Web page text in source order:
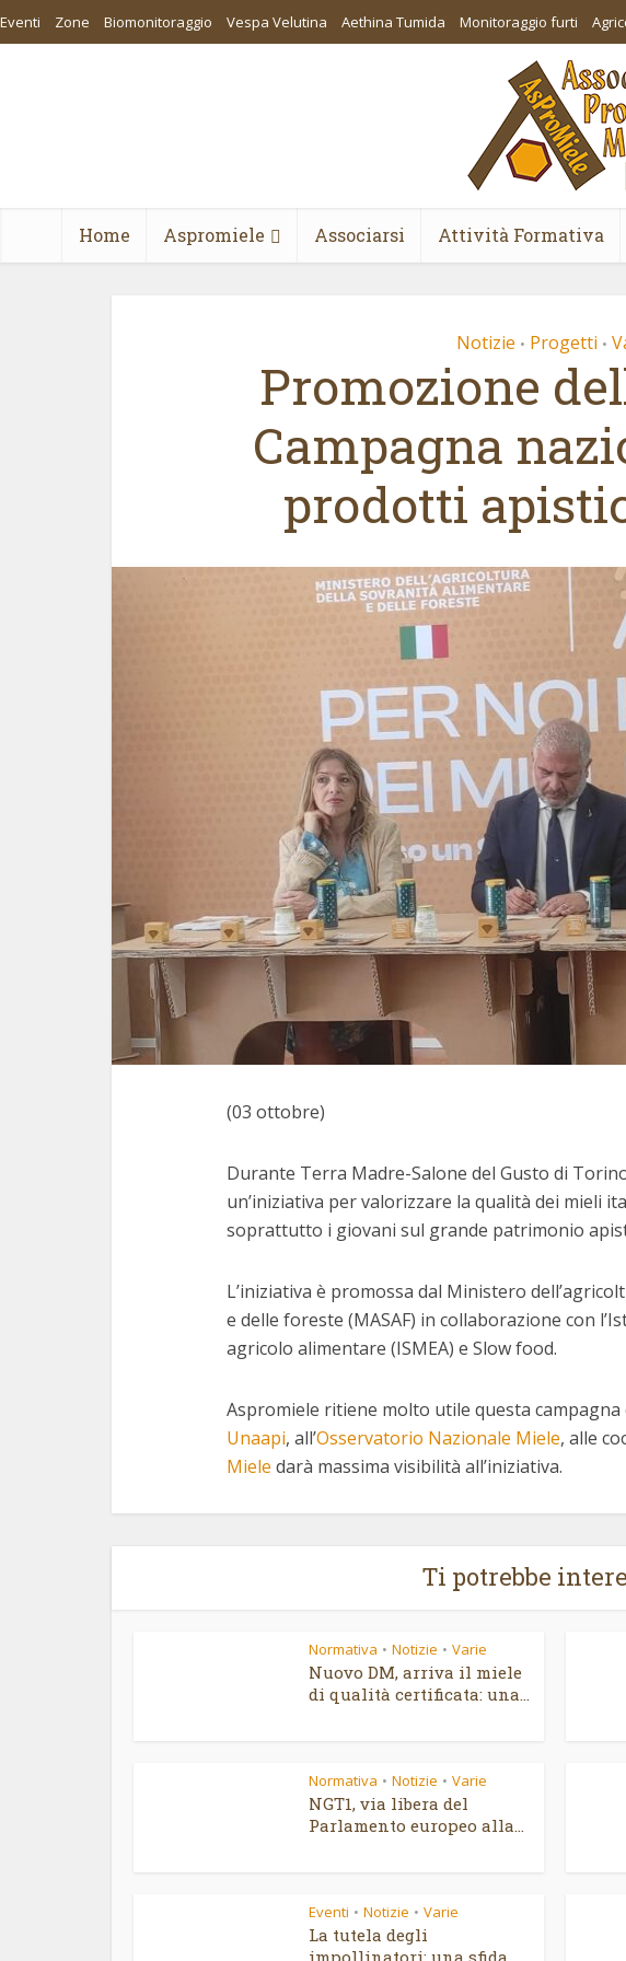
Eventi Zone Biomonitoraggio Vespa Velutina Aethina Tumida Monitoraggio furti
Home Aspromiele Associarsi Attività Formativa
Notizie • Progetti •
Promozione
Campagna
prodotti
(03 ottobre)
Durante Terra Madre-Salone del Gusto di
un’iniziativa per valorizzare la qualità dei mieli
soprattutto i giovani sul grande patrimonio
L’iniziativa è promossa dal Ministero
e delle foreste (MASAF) in collaborazione con
agricolo alimentare (ISMEA) e Slow food.
Aspromiele ritiene molto utile questa campagna
Unaapi, all’Osservatorio Nazionale Miele, alle
Miele darà massima visibilità all’iniziativa.
Ti potrebbe
Normativa • Notizie • Varie
Nuovo DM, arriva il miele
di qualità certificata: una...
Normativa • Notizie • Varie
NGT1, via libera del
Parlamento europeo alla...
Eventi • Notizie • Varie
La tutela degli
impollinatori: una sfida